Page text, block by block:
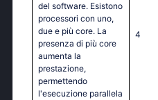
del software. Esistono
processori con uno,
due e più core. La
presenza di più core
aumenta la
prestazione,
permettendo
l'esecuzione parallela
4